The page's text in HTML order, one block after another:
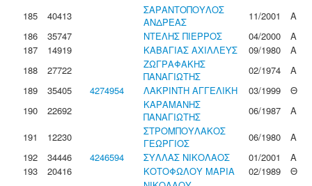
185
40413
ΣΑΡΑΝΤΟΠΟΥΛΟΣ
ΑΝΔΡΕΑΣ
11/2001
Α
186
35747 ΝΤΕΛΗΣ ΠΙΕΡΡΟΣ 04/2000
Α
187
14919 ΚΑΒΑΓΙΑΣ ΑΧΙΛΛΕΥΣ 09/1980
Α
188
27722
ΖΩΓΡΑΦΑΚΗΣ
ΠΑΝΑΓΙΩΤΗΣ
02/1974
Α
189
35405 4274954 ΛΑΚΡΙΝΤΗ ΑΓΓΕΛΙΚΗ 03/1999
Θ
190
22692
ΚΑΡΑΜΑΝΗΣ
ΠΑΝΑΓΙΩΤΗΣ
06/1987
Α
191
12230
ΣΤΡΟΜΠΟΥΛΑΚΟΣ
ΓΕΩΡΓΙΟΣ
06/1980
Α
192
34446 4246594 ΣΥΛΛΑΣ ΝΙΚΟΛΑΟΣ 01/2001
Α
193
20416 ΚΟΤΟΦΩΛΟΥ ΜΑΡΙΑ 02/1989
Θ